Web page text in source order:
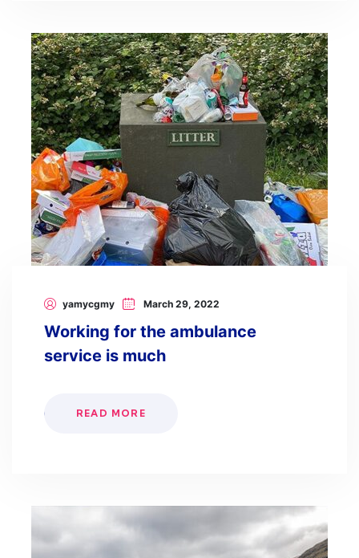
yamycgmy March 29, 2022
Working for the ambulance
service is much
READ MORE